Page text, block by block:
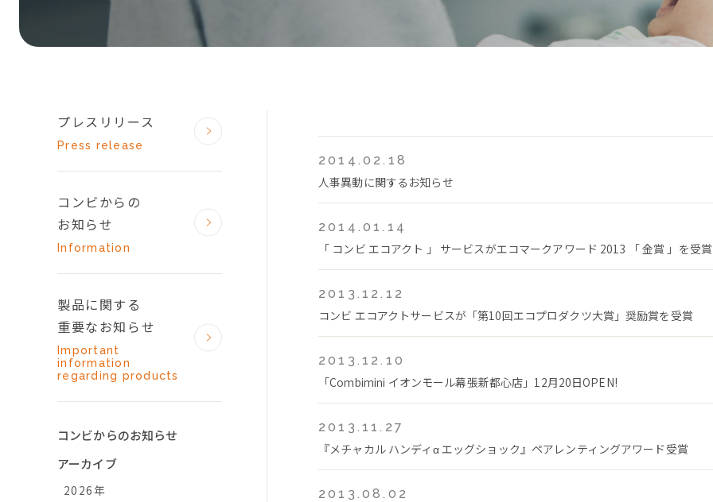
2014.02.18
人事異動に関するお知らせ
2014.01.14
「 コンビ エコアクト 」 サービスがエコマークアワード 2013 「 金賞 」を受
2013.12.12
コンビ エコアクトサービスが「第10回エコプロダクツ大賞」奨励賞を受賞
2013.12.10
「Combimini イオンモール幕張新都心店」12月20日OPEN!
2013.11.27
『メチャカル ハンディα エッグショック』ペアレンティングアワード受賞
2013.08.02
プレスリリース
Press release
コンビからの
お知らせ
Information
製品に関する
重要なお知らせ
Important
information
regarding products
コンビからのお知らせ
アーカイブ
2026年